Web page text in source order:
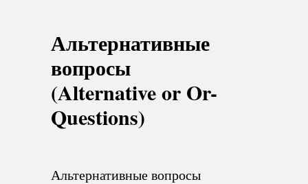
Альтернативные
вопросы
(Alternative or Or-
Questions)
Альтернативные вопросы